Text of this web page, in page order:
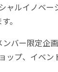
ャルイノベ
。
ンバー限定企
ップ、イベン